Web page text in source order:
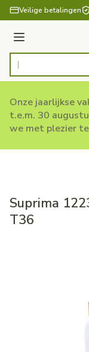
Ga naar de inhoud
Veilige betalingen
Menu
Product, merk,
Onze jaarlijkse
t.e.m. 30
we met plezier
Suprima
T36